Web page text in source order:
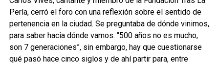
Perla, cerró el foro con una reflexión sobre el sentido de
pertenencia en la ciudad. Se preguntaba de dónde vinimos,
para saber hacia dónde vamos. “500 años no es mucho,
son 7 generaciones”, sin embargo, hay que cuestionarse
qué pasó hace cinco siglos y de ahí partir para, entre